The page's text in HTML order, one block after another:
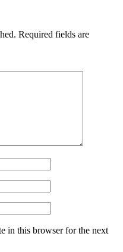
Required fields are
in this browser for the next